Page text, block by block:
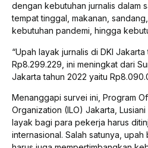
dengan kebutuhan jurnalis dalam
tempat tinggal, makanan,
kebutuhan pandemi, hingga
“Upah layak jurnalis di DKI
Rp8.299.229, ini meningkat dari
Jakarta tahun 2022 yaitu
Menanggapi survei ini, Program
Organization (ILO) Jakarta,
layak bagi para pekerja harus
internasional. Salah satunya,